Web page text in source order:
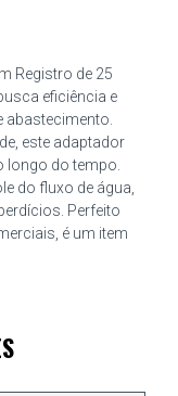
Registro de 25
eficiência e
abastecimento.
este adaptador
longo do tempo.
do fluxo de água,
Perfeito
é um item